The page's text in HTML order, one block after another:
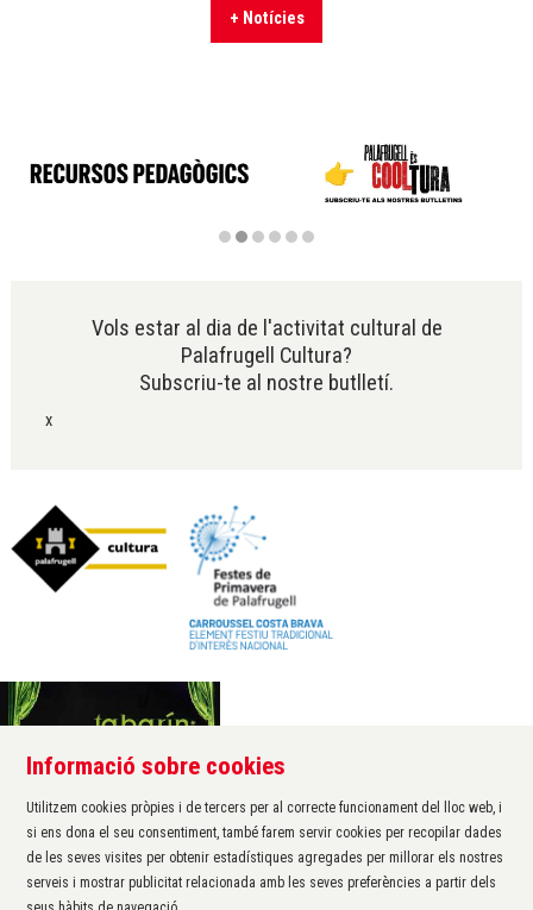
+ Notícies
Vols estar al dia de l'activitat cultural de
Palafrugell Cultura?
Subscriu-te al nostre butlletí.
x
Àrea de cultura de l'Ajuntament de Palafrugell
Carrer Santa Margarida, 1
17200 Palafrugell
972 611 172 · cultura@palafrugell.cat
Informació sobre cookies
Utilitzem cookies pròpies i de tercers per al correcte funcionament del lloc web, i
si ens dona el seu consentiment, també farem servir cookies per recopilar dades
de les seves visites per obtenir estadístiques agregades per millorar els nostres
serveis i mostrar publicitat relacionada amb les seves preferències a partir dels